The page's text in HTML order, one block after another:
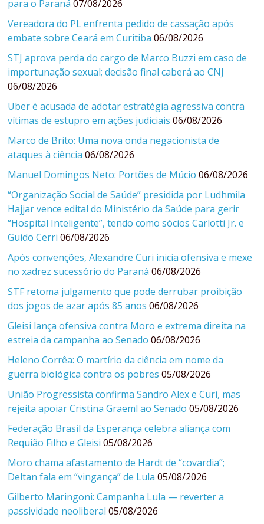
para o Paraná 07/08/2026
Vereadora do PL enfrenta pedido de cassação após
embate sobre Ceará em Curitiba 06/08/2026
STJ aprova perda do cargo de Marco Buzzi em caso de
importunação sexual; decisão final caberá ao CNJ
06/08/2026
Uber é acusada de adotar estratégia agressiva contra
vítimas de estupro em ações judiciais 06/08/2026
Marco de Brito: Uma nova onda negacionista de
ataques à ciência 06/08/2026
Manuel Domingos Neto: Portões de Múcio 06/08/2026
“Organização Social de Saúde” presidida por Ludhmila
Hajjar vence edital do Ministério da Saúde para gerir
“Hospital Inteligente”, tendo como sócios Carlotti Jr. e
Guido Cerri 06/08/2026
Após convenções, Alexandre Curi inicia ofensiva e mexe
no xadrez sucessório do Paraná 06/08/2026
STF retoma julgamento que pode derrubar proibição
dos jogos de azar após 85 anos 06/08/2026
Gleisi lança ofensiva contra Moro e extrema direita na
estreia da campanha ao Senado 06/08/2026
Heleno Corrêa: O martírio da ciência em nome da
guerra biológica contra os pobres 05/08/2026
União Progressista confirma Sandro Alex e Curi, mas
rejeita apoiar Cristina Graeml ao Senado 05/08/2026
Federação Brasil da Esperança celebra aliança com
Requião Filho e Gleisi 05/08/2026
Moro chama afastamento de Hardt de “covardia”;
Deltan fala em “vingança” de Lula 05/08/2026
Gilberto Maringoni: Campanha Lula — reverter a
passividade neoliberal 05/08/2026